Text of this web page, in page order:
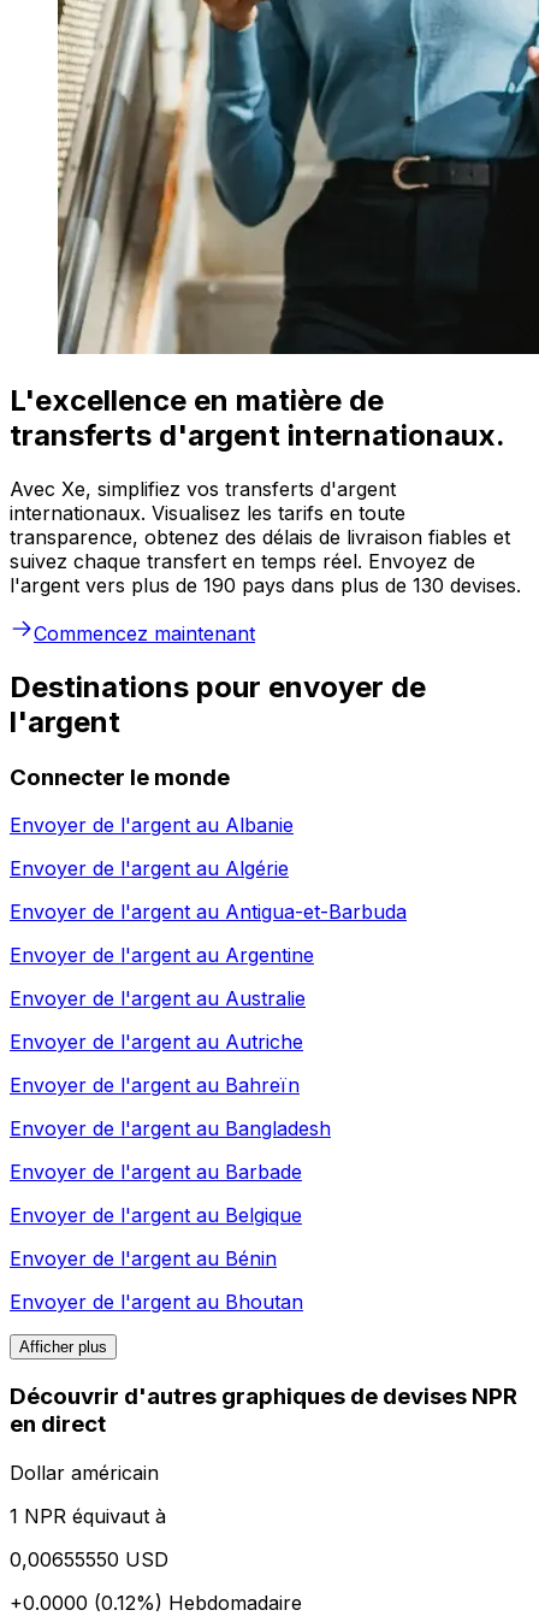
L'excellence en matière de
transferts d'argent internationaux.
Avec Xe, simplifiez vos transferts d'argent
internationaux. Visualisez les tarifs en toute
transparence, obtenez des délais de livraison fiables et
suivez chaque transfert en temps réel. Envoyez de
l'argent vers plus de 190 pays dans plus de 130 devises.
Commencez maintenant
Destinations pour envoyer de
l'argent
Connecter le monde
Envoyer de l'argent au Albanie
Envoyer de l'argent au Algérie
Envoyer de l'argent au Antigua-et-Barbuda
Envoyer de l'argent au Argentine
Envoyer de l'argent au Australie
Envoyer de l'argent au Autriche
Envoyer de l'argent au Bahreïn
Envoyer de l'argent au Bangladesh
Envoyer de l'argent au Barbade
Envoyer de l'argent au Belgique
Envoyer de l'argent au Bénin
Envoyer de l'argent au Bhoutan
Afficher plus
Découvrir d'autres graphiques de devises NPR
en direct
Dollar américain
1 NPR équivaut à
0,00655550 USD
+0.0000 (0.12%) Hebdomadaire